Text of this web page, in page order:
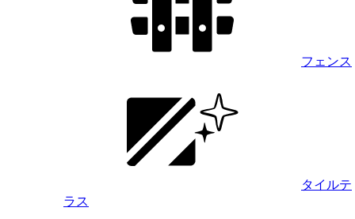
フェンス
タイルテ
ラス